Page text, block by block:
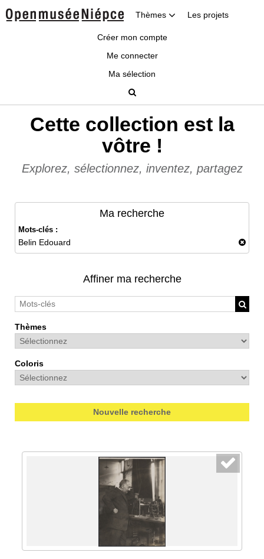
Thèmes Les projets
Créer mon compte
Me connecter
Ma sélection
Cette collection est la
vôtre !
Explorez, sélectionnez, inventez, partagez
Ma recherche
Mots-clés :
Belin Edouard
Affiner ma recherche
Thèmes
Coloris
Nouvelle recherche